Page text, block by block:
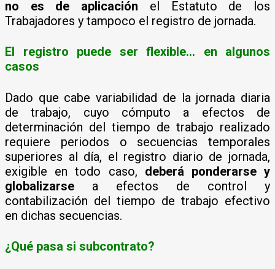
no es de aplicación el Estatuto de los
Trabajadores y tampoco el registro de jornada.
El registro puede ser flexible… en algunos
casos
Dado que cabe variabilidad de la jornada diaria
de trabajo, cuyo cómputo a efectos de
determinación del tiempo de trabajo realizado
requiere periodos o secuencias temporales
superiores al día, el registro diario de jornada,
exigible en todo caso, deberá ponderarse y
globalizarse a efectos de control y
contabilización del tiempo de trabajo efectivo
en dichas secuencias.
¿Qué pasa si subcontrato?